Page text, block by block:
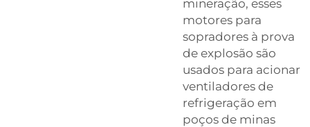
mineração, esses
motores para
sopradores à prova
de explosão são
usados para acionar
ventiladores de
refrigeração em
poços de minas